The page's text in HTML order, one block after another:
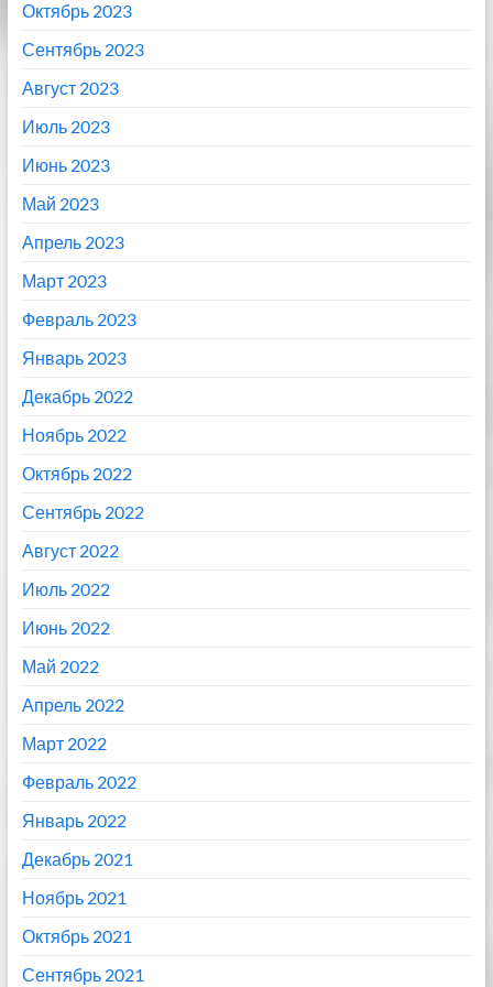
Октябрь 2023
Сентябрь 2023
Август 2023
Июль 2023
Июнь 2023
Май 2023
Апрель 2023
Март 2023
Февраль 2023
Январь 2023
Декабрь 2022
Ноябрь 2022
Октябрь 2022
Сентябрь 2022
Август 2022
Июль 2022
Июнь 2022
Май 2022
Апрель 2022
Март 2022
Февраль 2022
Январь 2022
Декабрь 2021
Ноябрь 2021
Октябрь 2021
Сентябрь 2021